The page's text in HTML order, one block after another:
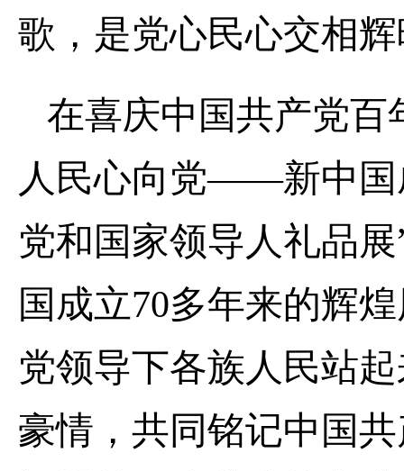
歌，是党心民心交相
在喜庆中国共产党百
人民心向党——新中国
党和国家领导人礼品
国成立70多年来的辉
党领导下各族人民站
豪情，共同铭记中国